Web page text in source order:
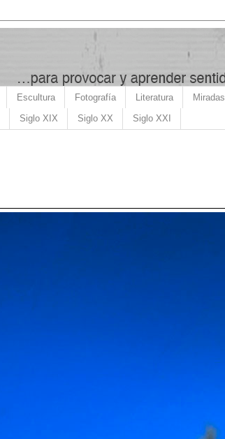
Escultura Fotografía Literatura Miradas
Siglo XIX Siglo XX Siglo XXI